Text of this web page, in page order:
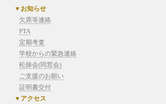
お知らせ
欠席等連絡
PTA
定期考査
学校からの緊急連絡
松操会(同窓会)
ご支援のお願い
証明書交付
アクセス